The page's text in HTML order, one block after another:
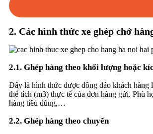
2. Các hình thức xe ghép chở
2.1. Ghép hàng theo khối lượng hoặc
Đây là hình thức được đông đảo khách hàng
thể tích (m3) thực tế của đơn hàng gửi. Phù
hàng tiêu dùng,…
2.2. Ghép hàng theo chuyến